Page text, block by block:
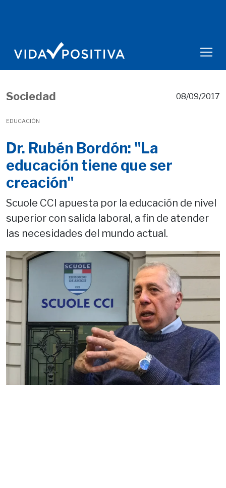
Sociedad
EDUCACIÓN
08/09/2017
Dr. Rubén Bordón: "La
educación tiene que ser
creación"
Scuole CCI apuesta por la educación de nivel
superior con salida laboral, a fin de atender
las necesidades del mundo actual.